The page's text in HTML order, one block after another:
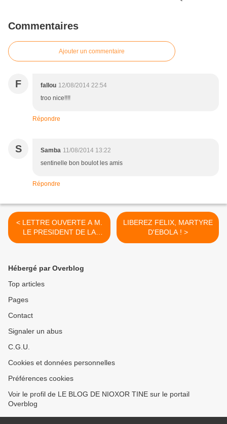
Commentaires
Ajouter un commentaire
F fallou 12/08/2014 22:54
troo nice!!!!
Répondre
S Samba 11/08/2014 13:22
sentinelle bon boulot les amis
Répondre
< LETTRE OUVERTE A M.
LE PRESIDENT DE LA
REPUBLIQUE DU
LIBEREZ FELIX, MARTYRE
D'EBOLA ! >
Hébergé par Overblog
Top articles
Pages
Contact
Signaler un abus
C.G.U.
Cookies et données personnelles
Préférences cookies
Voir le profil de LE BLOG DE NIOXOR TINE sur le portail
Overblog